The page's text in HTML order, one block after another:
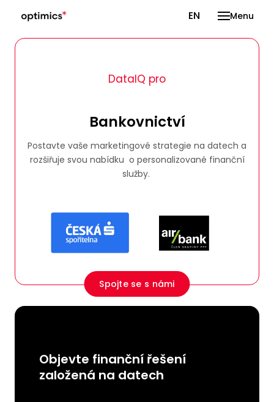
Menu
CS
EN
DataIQ pro
Bankovnictví
Postavte vaše marketingové strategie na datech a
rozšiřuje svou nabídku o personalizované finanční
služby.
Spojte se s námi
Objevte finanční řešení
založená na datech